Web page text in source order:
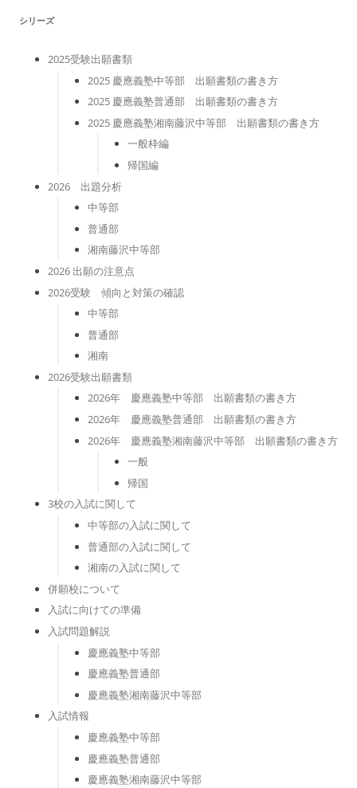
シリーズ
2025受験出願書類
2025 慶應義塾中等部 出願書類の書き方
2025 慶應義塾普通部 出願書類の書き方
2025 慶應義塾湘南藤沢中等部 出願書類の書き方
一般枠編
帰国編
2026 出題分析
中等部
普通部
湘南藤沢中等部
2026 出願の注意点
2026受験 傾向と対策の確認
中等部
普通部
湘南
2026受験出願書類
2026年 慶應義塾中等部 出願書類の書き方
2026年 慶應義塾普通部 出願書類の書き方
2026年 慶應義塾湘南藤沢中等部 出願書類の書き方
一般
帰国
3校の入試に関して
中等部の入試に関して
普通部の入試に関して
湘南の入試に関して
併願校について
入試に向けての準備
入試問題解説
慶應義塾中等部
慶應義塾普通部
慶應義塾湘南藤沢中等部
入試情報
慶應義塾中等部
慶應義塾普通部
慶應義塾湘南藤沢中等部